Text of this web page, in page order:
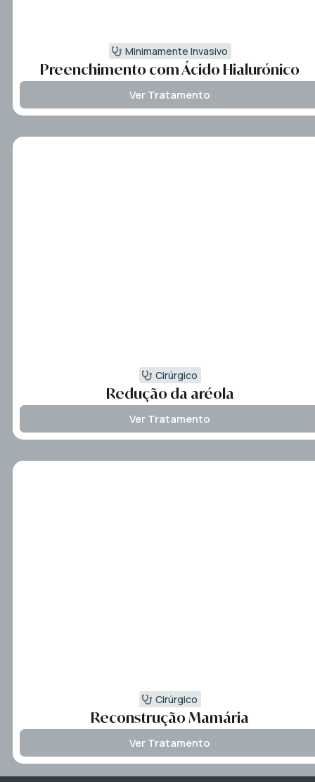
Minimamente Invasivo
Preenchimento com Ácido Hialurónico
Ver Tratamento
Cirúrgico
Redução da aréola
Ver Tratamento
Cirúrgico
Reconstrução Mamária
Ver Tratamento